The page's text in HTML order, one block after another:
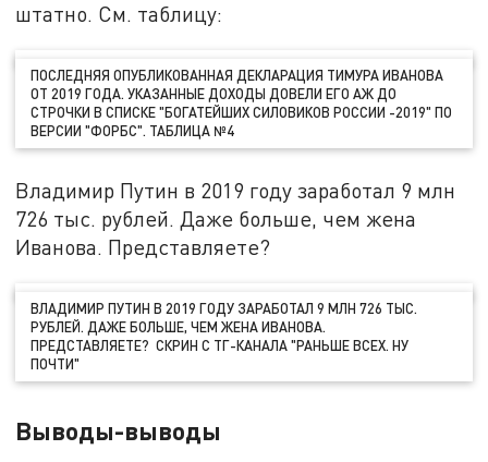
штатно. См. таблицу:
ПОСЛЕДНЯЯ ОПУБЛИКОВАННАЯ ДЕКЛАРАЦИЯ ТИМУРА ИВАНОВА
ОТ 2019 ГОДА. УКАЗАННЫЕ ДОХОДЫ ДОВЕЛИ ЕГО АЖ ДО
СТРОЧКИ В СПИСКЕ "БОГАТЕЙШИХ СИЛОВИКОВ РОССИИ -2019" ПО
ВЕРСИИ "ФОРБС". ТАБЛИЦА №4
Владимир Путин в 2019 году заработал 9 млн
726 тыс. рублей. Даже больше, чем жена
Иванова. Представляете?
ВЛАДИМИР ПУТИН В 2019 ГОДУ ЗАРАБОТАЛ 9 МЛН 726 ТЫС.
РУБЛЕЙ. ДАЖЕ БОЛЬШЕ, ЧЕМ ЖЕНА ИВАНОВА.
ПРЕДСТАВЛЯЕТЕ? СКРИН С ТГ-КАНАЛА "РАНЬШЕ ВСЕХ. НУ
ПОЧТИ"
Выводы-выводы